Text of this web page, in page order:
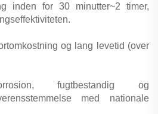
inden for 30 minutter~2 timer,
og lang levetid (over
fugtbestandig og
med nationale